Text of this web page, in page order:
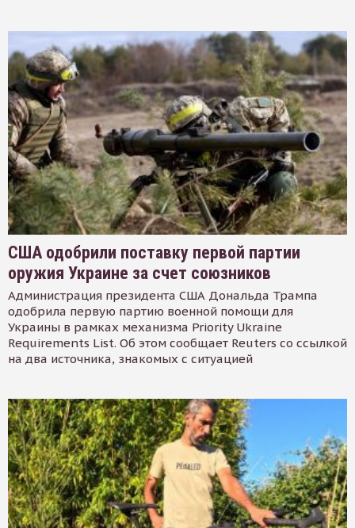
США одобрили поставку первой партии
оружия Украине за счет союзников
Администрация президента США Дональда Трампа
одобрила первую партию военной помощи для
Украины в рамках механизма Priority Ukraine
Requirements List. Об этом сообщает Reuters со ссылкой
на два источника, знакомых с ситуацией